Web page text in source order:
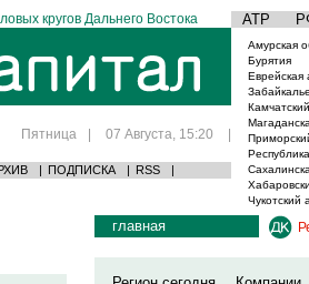
кругов Дальнего Востока АТР
Пятница | 07 Августа, 15:20 |
| ПОДПИСКА | RSS |
Амурская
Бурятия
Еврейская
Чукотский
главная